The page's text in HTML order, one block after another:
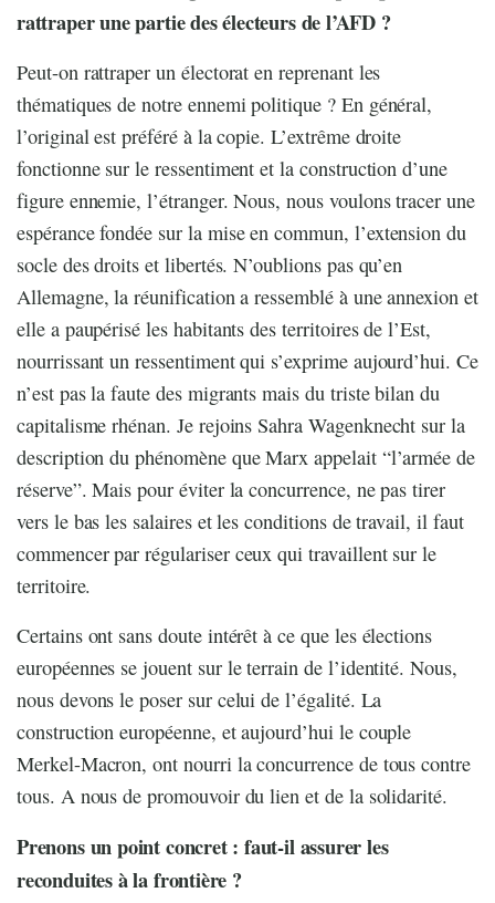
rattraper une partie des électeurs de l’AFD ?
Peut-on rattraper un électorat en reprenant les
thématiques de notre ennemi politique ? En général,
l’original est préféré à la copie. L’extrême droite
fonctionne sur le ressentiment et la construction d’une
figure ennemie, l’étranger. Nous, nous voulons tracer une
espérance fondée sur la mise en commun, l’extension du
socle des droits et libertés. N’oublions pas qu’en
Allemagne, la réunification a ressemblé à une annexion et
elle a paupérisé les habitants des territoires de l’Est,
nourrissant un ressentiment qui s’exprime aujourd’hui. Ce
n’est pas la faute des migrants mais du triste bilan du
capitalisme rhénan. Je rejoins Sahra Wagenknecht sur la
description du phénomène que Marx appelait “l’armée de
réserve”. Mais pour éviter la concurrence, ne pas tirer
vers le bas les salaires et les conditions de travail, il faut
commencer par régulariser ceux qui travaillent sur le
territoire.
Certains ont sans doute intérêt à ce que les élections
européennes se jouent sur le terrain de l’identité. Nous,
nous devons le poser sur celui de l’égalité. La
construction européenne, et aujourd’hui le couple
Merkel-Macron, ont nourri la concurrence de tous contre
tous. A nous de promouvoir du lien et de la solidarité.
Prenons un point concret : faut-il assurer les
reconduites à la frontière ?